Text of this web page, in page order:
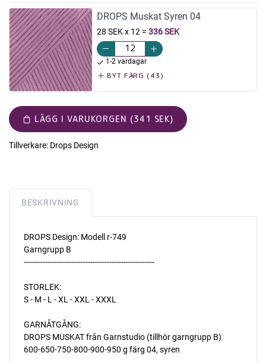
DROPS Muskat Syren 04
28 SEK x 12= 336 SEK
1-2 vardagar
BYT FÄRG (43)
LÄGG I VARUKORGEN (341 SEK)
Tillverkare: Drops Design
BESKRIVNING
DROPS Design: Modell r-749
Garngrupp B
-------------------------------------------------------
STORLEK:
S - M - L - XL - XXL - XXXL
GARNÅTGÅNG:
DROPS MUSKAT från Garnstudio (tillhör garngrupp B)
600-650-750-800-900-950 g färg 04, syren